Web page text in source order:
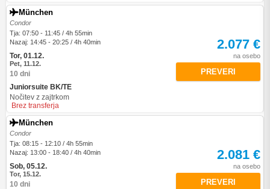
München
Condor
Tja: 07:50 - 11:45 / 4h 55min
Nazaj: 14:45 - 20:25 / 4h 40min
Tor, 01.12.
Pet, 11.12.
10 dni
Juniorsuite BK/TE
Nočitev z zajtrkom
Brez transferja
2.077 €
na osebo
PREVERI
München
Condor
Tja: 08:15 - 12:10 / 4h 55min
Nazaj: 13:00 - 18:40 / 4h 40min
Sob, 05.12.
Tor, 15.12.
10 dni
2.081 €
na osebo
PREVERI